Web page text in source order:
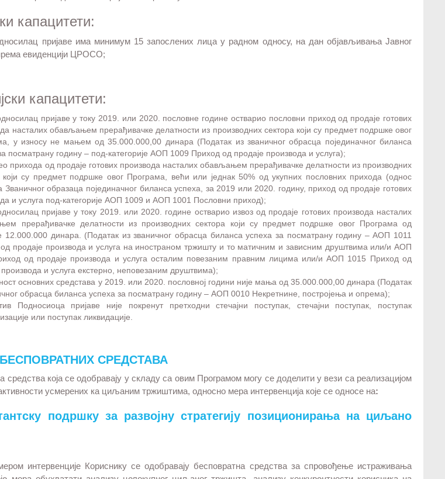
капацитети:
пријаве има минимум 15 запослених лица у радном односу, на дан објављивања Јавног
евиденцији ЦРОСО;
капацитети:
пријаве у току 2019. или 2020. пословне године остварио пословни приход од продаје готових
насталих обављањем прерађивачке делатности из производних сектора који су предмет подршке овог
у износу не мањем од 35.000.000,00 динара (Податак из званичног обрасца појединачног биланса
посматрану годину – под-категорије АОП 1009 Приход од продаје производа и услуга);
прихода од продаје готових производа насталих обављањем прерађивачке делатности из производних
који су предмет подршке овог Програма, већи или једнак 50% од укупних пословних прихода (однос
Званичног образаца појединачног биланса успеха, за 2019 или 2020. годину, приход од продаје готових
и услуга под-категорије АОП 1009 и АОП 1001 Пословни приход);
пријаве у току 2019. или 2020. године остварио извоз од продаје готових производа насталих
прерађивачке делатности из производних сектора који су предмет подршке овог Програма од
12.000.000 динара. (Податак из званичног обрасца биланса успеха за посматрану годину – АОП 1011
продаје производа и услуга на иностраном тржишту и то матичним и зависним друштвима или/и АОП
од продаје производа и услуга осталим повезаним правним лицима или/и АОП 1015 Приход од
производа и услуга екстерно, неповезаним друштвима);
основних средстава у 2019. или 2020. пословној години није мања од 35.000.000,00 динара (Податак
обрасца биланса успеха за посматрану годину – АОП 0010 Некретнине, постројења и опрема);
Подносиоца пријаве није покренут претходни стечајни поступак, стечајни поступак, поступак
или поступак ликвидације.
СРЕДСТАВА
средства која се одобравају у складу са овим Програмом могу се доделити у вези са реализацијом
усмерених ка циљаним тржиштима, односно мера интервенција које се односе на:
подршку за развојну стратегију позиционирања на циљано
интервенције Кориснику се одобравају бесповратна средства за спровођење истраживања